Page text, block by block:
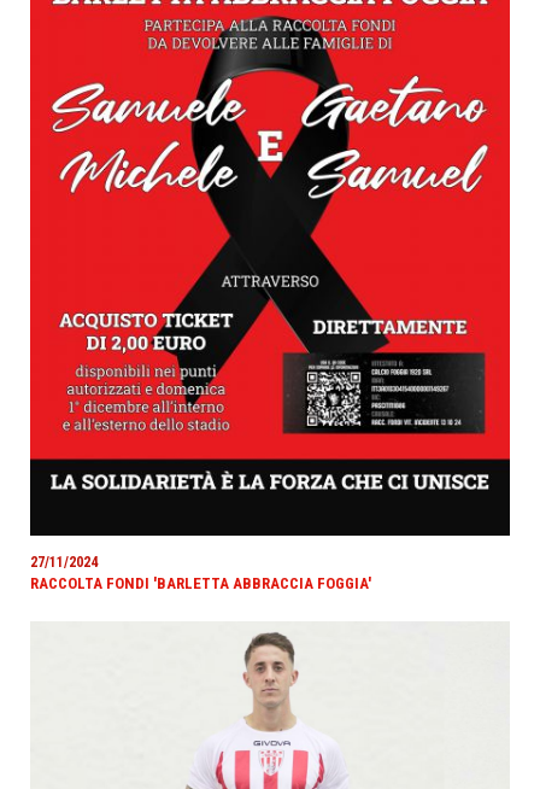
27/11/2024
RACCOLTA FONDI 'BARLETTA ABBRACCIA FOGGIA'